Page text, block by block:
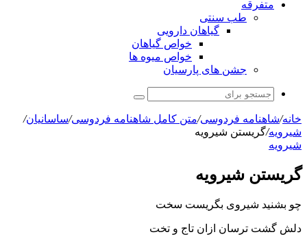
متفرقه
طب سنتی
گیاهان دارویی
خواص گیاهان
خواص میوه ها
جشن های پارسیان
جستجو
برای
خانه/شاهنامه فردوسی/متن کامل شاهنامه فردوسی/ساسانیان/
شيرويه/گریستن شیرویه
شيرويه
گریستن شیرویه
چو بشنید شیروى بگریست سخت
دلش گشت ترسان ازان تاج و تخت‏